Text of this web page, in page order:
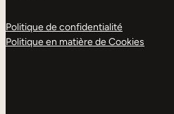
Politique de confidentialité
Politique en matière de Cookies